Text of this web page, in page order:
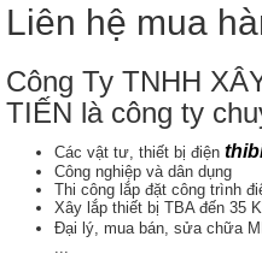
Liên hệ mua
Công Ty TNHH
TIẾN là công ty
Các vật tư, thiết bị điện
Công nghiệp và dân dụng
Thi công lắp đặt công trình
Xây lắp thiết bị TBA đến 35
Đại lý, mua bán, sửa chữa